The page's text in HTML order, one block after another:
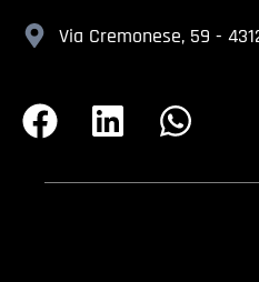
Via Cremonese, 59 -